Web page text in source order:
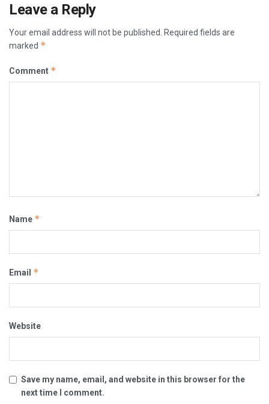
Leave a Reply
Your email address will not be published.
Required fields are
marked *
Comment *
Name *
Email *
Website
Save my name, email, and website in this browser for the
next time I comment.